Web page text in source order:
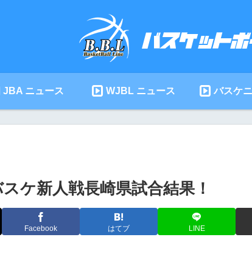
JBA ニュース WJBL ニュース バスケ
ケ新人戦長崎県試合結果！
Facebook はてブ LINE